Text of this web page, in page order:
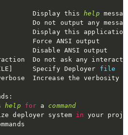
Display this
help
Do not output any
Display this
Force ANSI output
Disable ANSI output
Do not ask any
     Specify Deployer
file
Increase the verbosity
help for a command
deployer system
in your